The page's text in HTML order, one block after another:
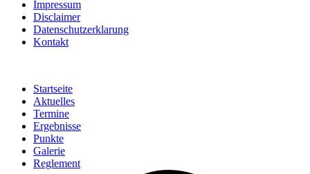
Impressum
Disclaimer
Datenschutzerklarung
Kontakt
Startseite
Aktuelles
Termine
Ergebnisse
Punkte
Galerie
Reglement